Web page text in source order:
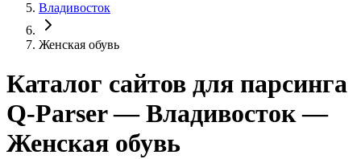
Владивосток
Женская обувь
Каталог сайтов для парсинга
Q-Parser— Владивосток —
Женская обувь